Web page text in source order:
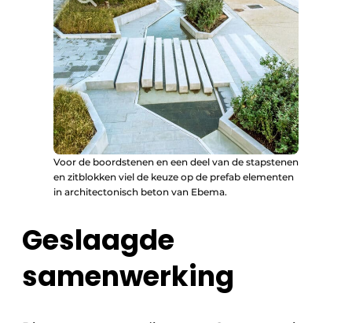
Voor de boordstenen en een deel van de stapstenen
en zitblokken viel de keuze op de prefab elementen
in architectonisch beton van Ebema.
Geslaagde
samenwerking